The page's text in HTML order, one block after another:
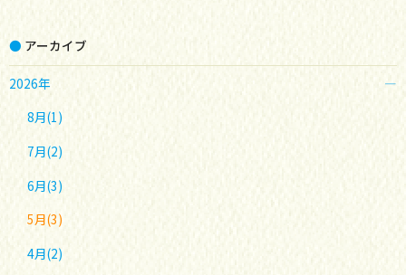
ー
シ
ョ
ン
アーカイブ
2026年
8月(1)
7月(2)
6月(3)
5月(3)
4月(2)